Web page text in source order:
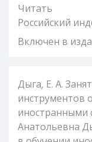
Читать
Российский
Включен в
Дыга, Е. А.
инструментов
иностранными
Анатольевна